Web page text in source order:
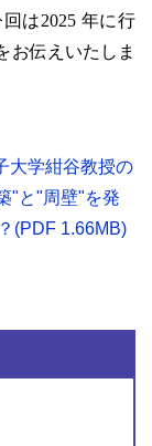
は2025 年に行
お伝えいたしま
大学紺谷教授の
"と"周壁"を発
(PDF 1.66MB)